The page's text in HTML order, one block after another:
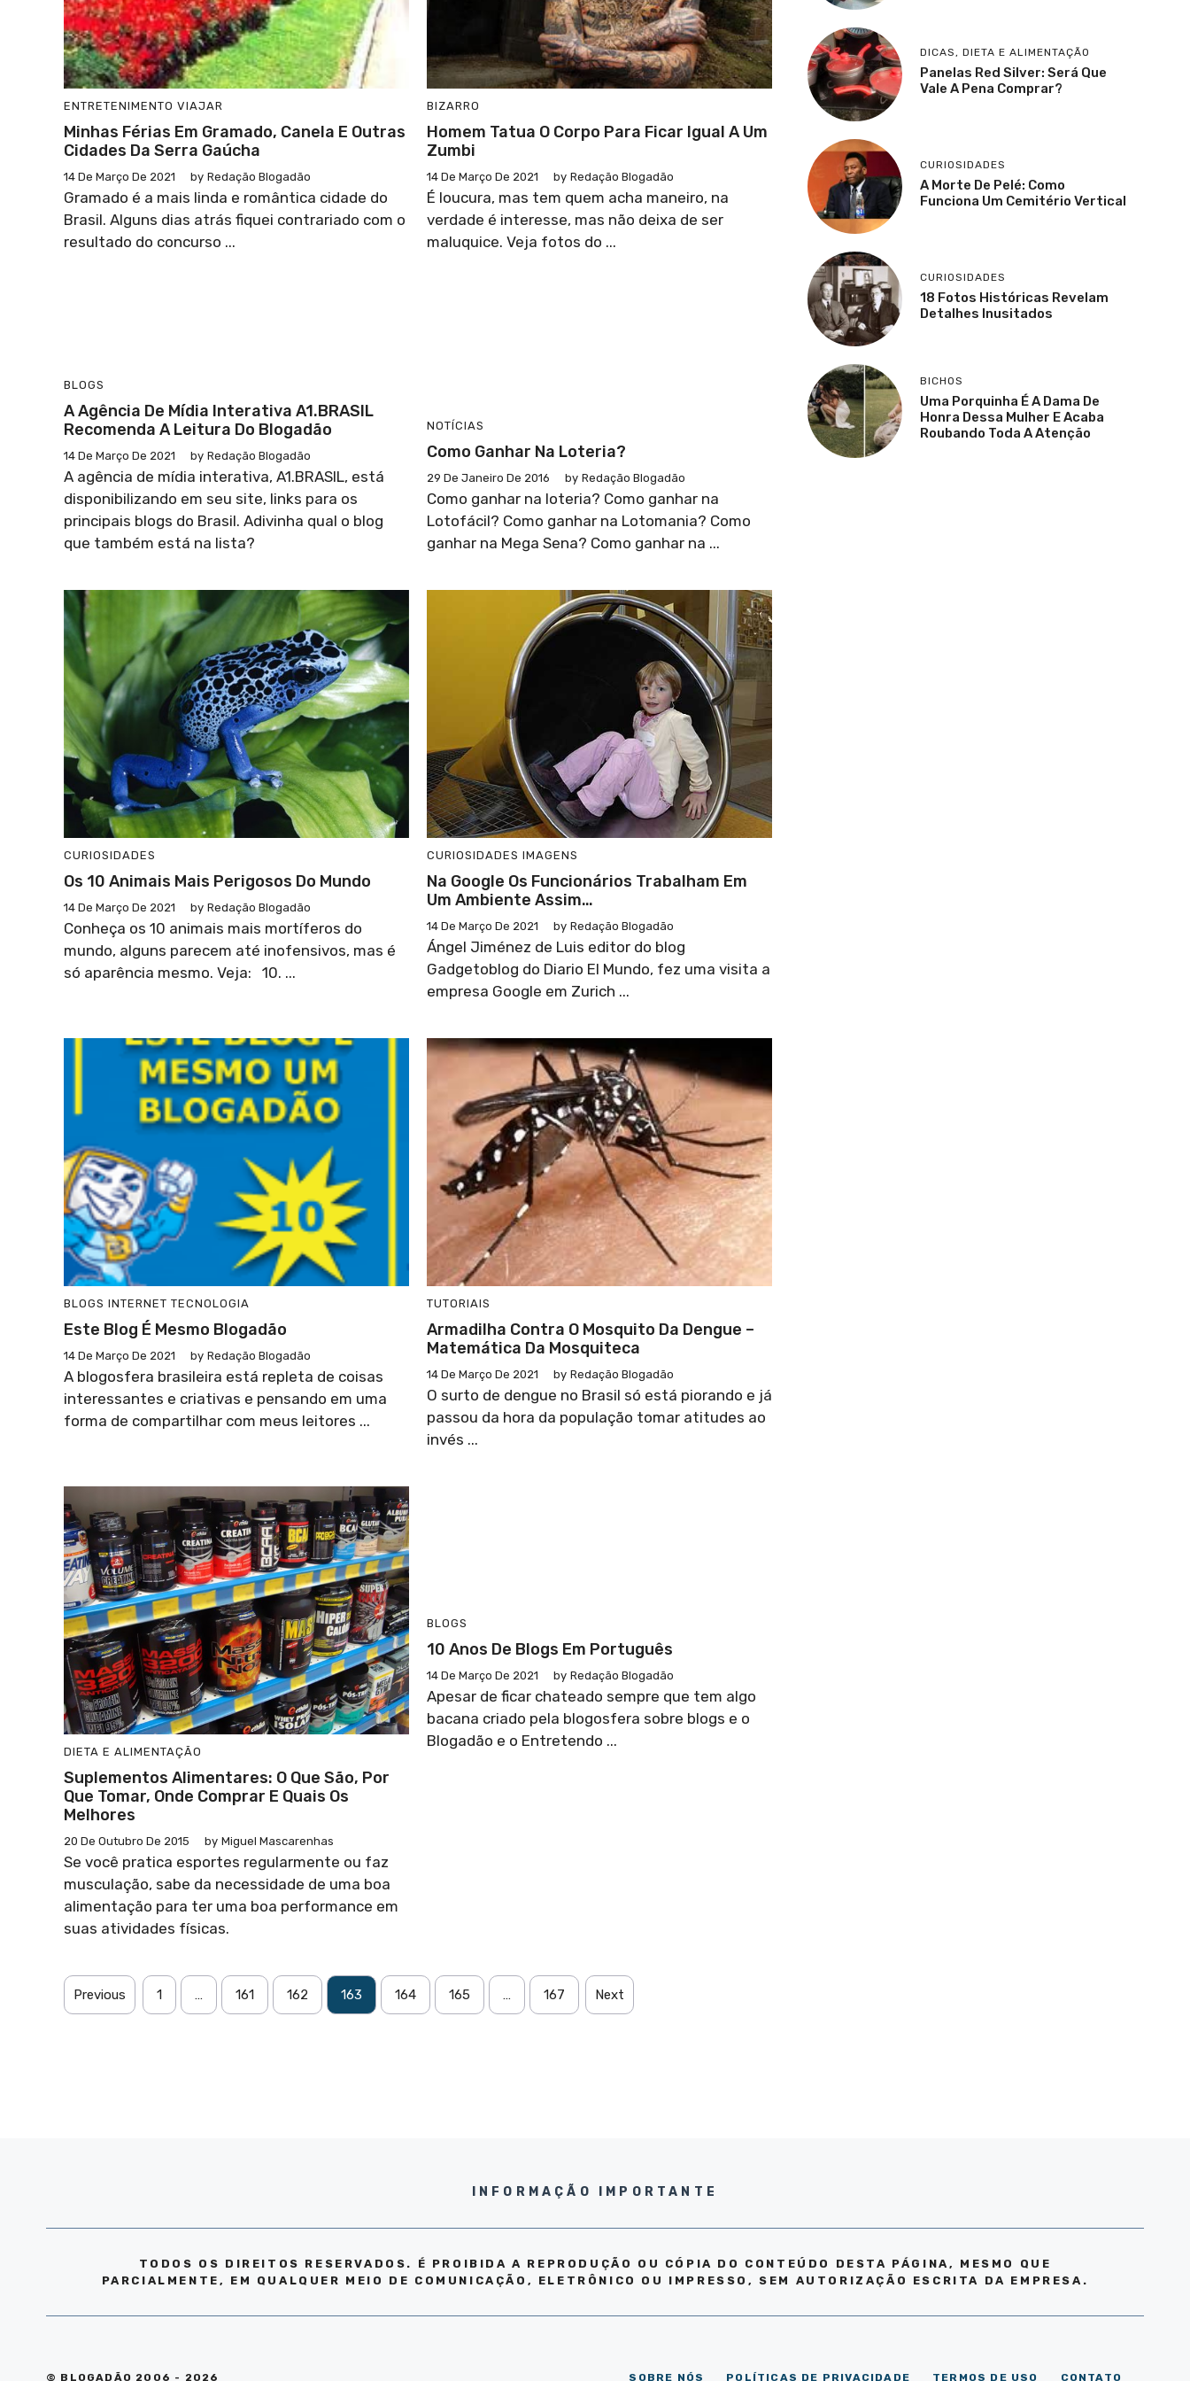
ENTRETENIMENTO VIAJAR
Minhas Férias Em Gramado, Canela E Outras
Cidades Da Serra Gaúcha
14 De Março De 2021 by Redação Blogadão
Gramado é a mais linda e romântica cidade do
Brasil. Alguns dias atrás fiquei contrariado com o
resultado do concurso ...
BIZARRO
Homem Tatua O Corpo Para Ficar Igual A Um
Zumbi
14 De Março De 2021 by Redação Blogadão
É loucura, mas tem quem acha maneiro, na
verdade é interesse, mas não deixa de ser
maluquice. Veja fotos do ...
BLOGS
A Agência De Mídia Interativa A1.BRASIL
Recomenda A Leitura Do Blogadão
14 De Março De 2021 by Redação Blogadão
A agência de mídia interativa, A1.BRASIL, está
disponibilizando em seu site, links para os
principais blogs do Brasil. Adivinha qual o blog
que também está na lista?
NOTÍCIAS
Como Ganhar Na Loteria?
29 De Janeiro De 2016 by Redação Blogadão
Como ganhar na loteria? Como ganhar na
Lotofácil? Como ganhar na Lotomania? Como
ganhar na Mega Sena? Como ganhar na ...
CURIOSIDADES
Os 10 Animais Mais Perigosos Do Mundo
14 De Março De 2021 by Redação Blogadão
Conheça os 10 animais mais mortíferos do
mundo, alguns parecem até inofensivos, mas é
só aparência mesmo. Veja: 10. ...
CURIOSIDADES IMAGENS
Na Google Os Funcionários Trabalham Em
Um Ambiente Assim…
14 De Março De 2021 by Redação Blogadão
Ángel Jiménez de Luis editor do blog
Gadgetoblog do Diario El Mundo, fez uma visita a
empresa Google em Zurich ...
BLOGS INTERNET TECNOLOGIA
Este Blog É Mesmo Blogadão
14 De Março De 2021 by Redação Blogadão
A blogosfera brasileira está repleta de coisas
interessantes e criativas e pensando em uma
forma de compartilhar com meus leitores ...
TUTORIAIS
Armadilha Contra O Mosquito Da Dengue –
Matemática Da Mosquiteca
14 De Março De 2021 by Redação Blogadão
O surto de dengue no Brasil só está piorando e já
passou da hora da população tomar atitudes ao
invés ...
DIETA E ALIMENTAÇÃO
Suplementos Alimentares: O Que São, Por
Que Tomar, Onde Comprar E Quais Os
Melhores
20 De Outubro De 2015 by Miguel Mascarenhas
Se você pratica esportes regularmente ou faz
musculação, sabe da necessidade de uma boa
alimentação para ter uma boa performance em
suas atividades físicas.
BLOGS
10 Anos De Blogs Em Português
14 De Março De 2021 by Redação Blogadão
Apesar de ficar chateado sempre que tem algo
bacana criado pela blogosfera sobre blogs e o
Blogadão e o Entretendo ...
Previous 1 … 161 162 163 164 165 … 167 Next
DICAS, DIETA E ALIMENTAÇÃO
Panelas Red Silver: Será Que
Vale A Pena Comprar?
CURIOSIDADES
A Morte De Pelé: Como
Funciona Um Cemitério Vertical
CURIOSIDADES
18 Fotos Históricas Revelam
Detalhes Inusitados
BICHOS
Uma Porquinha É A Dama De
Honra Dessa Mulher E Acaba
Roubando Toda A Atenção
INFORMAÇÃO IMPORTANTE
TODOS OS DIREITOS RESERVADOS. É PROIBIDA A REPRODUÇÃO OU CÓPIA DO CONTEÚDO DESTA PÁGINA, MESMO QUE
PARCIALMENTE, EM QUALQUER MEIO DE COMUNICAÇÃO, ELETRÔNICO OU IMPRESSO, SEM AUTORIZAÇÃO ESCRITA DA EMPRESA.
© BLOGADÃO 2006 - 2026 SOBRE NÓS POLÍTICAS DE PRIVACIDADE TERMOS DE USO CONTATO